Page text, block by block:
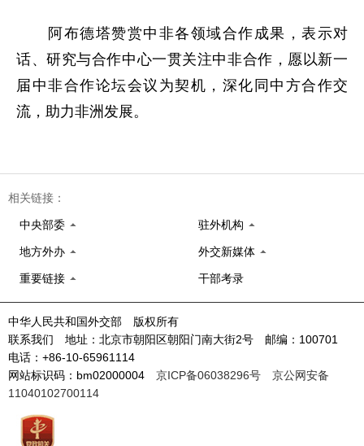
阿布德塔赞赏中非各领域合作成果，表示对
话、研究与合作中心一贯关注中非合作，愿以新一
届中非合作论坛会议为契机，深化同中方合作交
流，助力非洲发展。
相关链接：
中央部委 驻外机构
地方外办 外交新媒体
重要链接 干部考录
中华人民共和国外交部 版权所有
联系我们 地址：北京市朝阳区朝阳门南大街2号 邮编：100701
电话：+86-10-65961114
网站标识码：bm02000004 京ICP备06038296号
京公网安备
11040102700114